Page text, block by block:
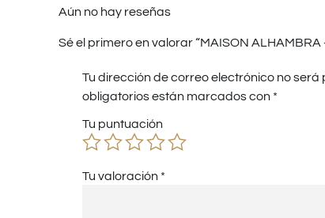
Aún no hay reseñas
Sé el primero en valorar “MAISON
Tu dirección de correo electrónico no será
obligatorios están marcados con *
Tu puntuación
Tu valoración *